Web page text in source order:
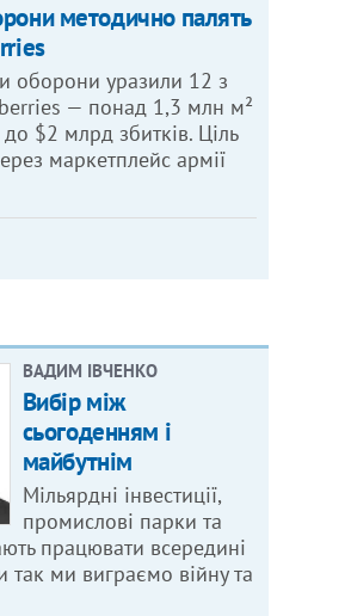
методично палять
оборони уразили 12 з
— понад 1,3 млн м²
$2 млрд збитків. Ціль
маркетплейс армії
ВАДИМ ІВЧЕНКО
Вибір між
сьогоденням і
майбутнім
Мільярдні інвестиції,
промислові парки та
працювати всередині
так ми виграємо війну та